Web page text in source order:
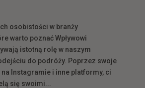
osobistości w branży
warto poznać Wpływowi
istotną rolę w naszym
do podróży. Poprzez swoje
Instagramie i inne platformy, ci
się swoimi...